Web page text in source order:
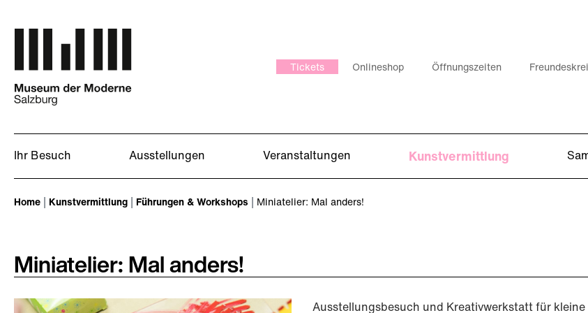
Tickets Onlineshop Öffnungszeiten
Ihr Besuch Ausstellungen Veranstaltungen Kunstvermittlung
Home Kunstvermittlung Führungen & Workshops Miniatelier: Mal anders!
Miniatelier: Mal anders!
Ausstellungsbesuch und Kreativwerkstatt für kleine